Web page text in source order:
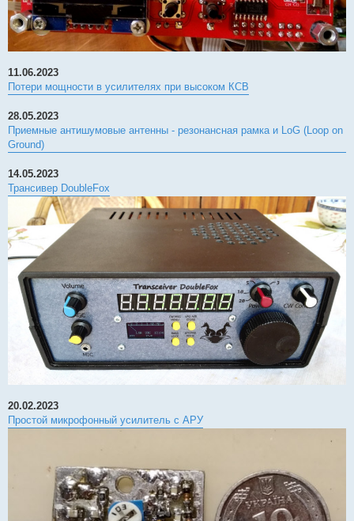
11.06.2023
Потери мощности в усилителях при высоком КСВ
28.05.2023
Приемные антишумовые антенны - резонансная рамка и LoG (Loop on
Ground)
14.05.2023
Трансивер DoubleFox
20.02.2023
Простой микрофонный усилитель с АРУ